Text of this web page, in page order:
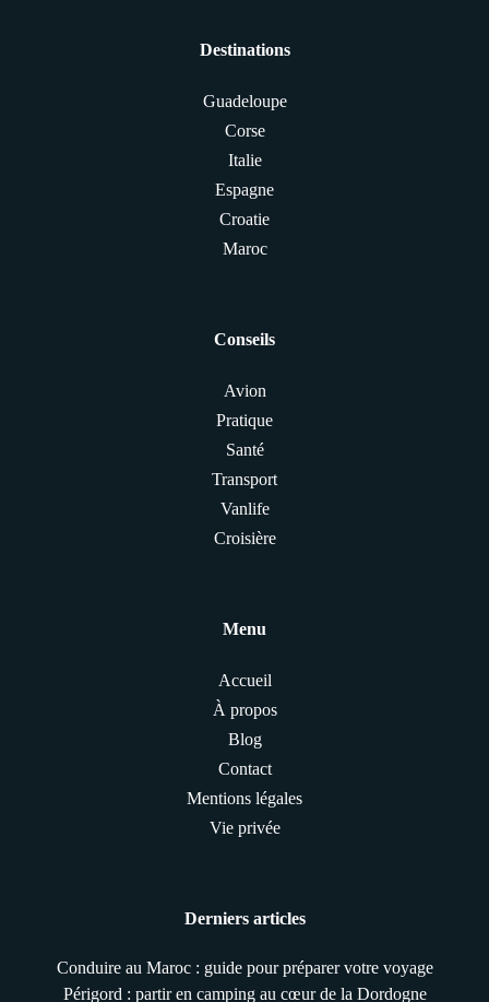
Destinations
Guadeloupe
Corse
Italie
Espagne
Croatie
Maroc
Conseils
Avion
Pratique
Santé
Transport
Vanlife
Croisière
Menu
Accueil
À propos
Blog
Contact
Mentions légales
Vie privée
Derniers articles
Conduire au Maroc : guide pour préparer votre voyage
Périgord : partir en camping au cœur de la Dordogne